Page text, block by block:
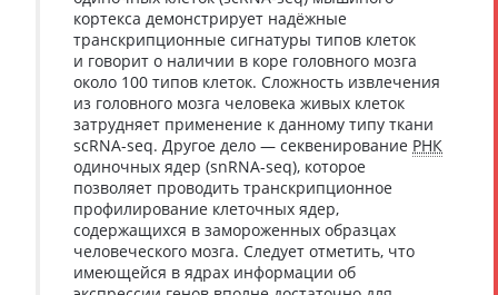
кортекса демонстрирует надёжные
транскрипционные сигнатуры типов клеток
и говорит о наличии в коре головного мозга
около 100 типов клеток. Сложность извлечения
из головного мозга человека живых клеток
затрудняет применение к данному типу ткани
scRNA-seq. Другое дело — секвенирование РНК
одиночных ядер (snRNA-seq), которое
позволяет проводить транскрипционное
профилирование клеточных ядер,
содержащихся в замороженных образцах
человеческого мозга. Следует отметить, что
имеющейся в ядрах информации об